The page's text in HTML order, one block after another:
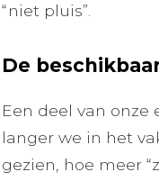
“niet pluis”.
De
Een deel van
langer we in het
gezien, hoe meer